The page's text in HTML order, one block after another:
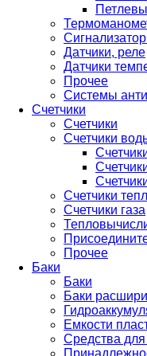
Датчики, реле
Датчики
Прочее
Системы
Счетчики
Счетчики
Счетчики
Счетчики
Счетчики газа
Прочее
Баки
Баки
Баки
Емкости
Средства для